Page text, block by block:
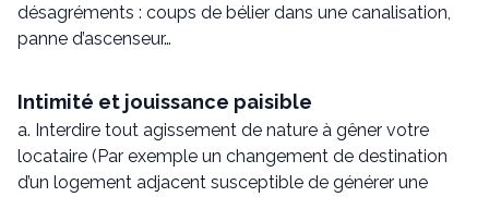
désagréments : coups de bélier dans une canalisation,
panne d’ascenseur…
Intimité et jouissance paisible
a. Interdire tout agissement de nature à gêner votre
locataire (Par exemple un changement de destination
d’un logement adjacent susceptible de générer une